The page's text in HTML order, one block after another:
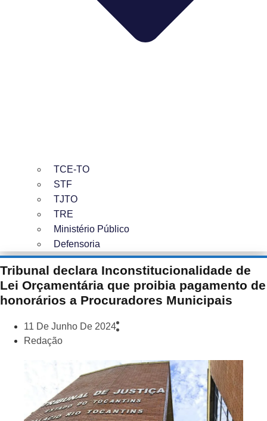
TCE-TO
STF
TJTO
TRE
Ministério Público
Defensoria
Tribunal declara Inconstitucionalidade de
Lei Orçamentária que proibia pagamento de
honorários a Procuradores Municipais
11 De Junho De 2024
Redação